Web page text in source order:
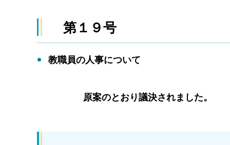
第１９号
教職員の人事について
原案のとおり議決されました。